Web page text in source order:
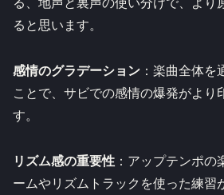
ると思います。
感情のグラデーション ：楽曲全体
ことで、サビでの感情の爆発がより
す。
リズム感の重要性 ：アップテンポ
ームやリズムトラックを使った練習